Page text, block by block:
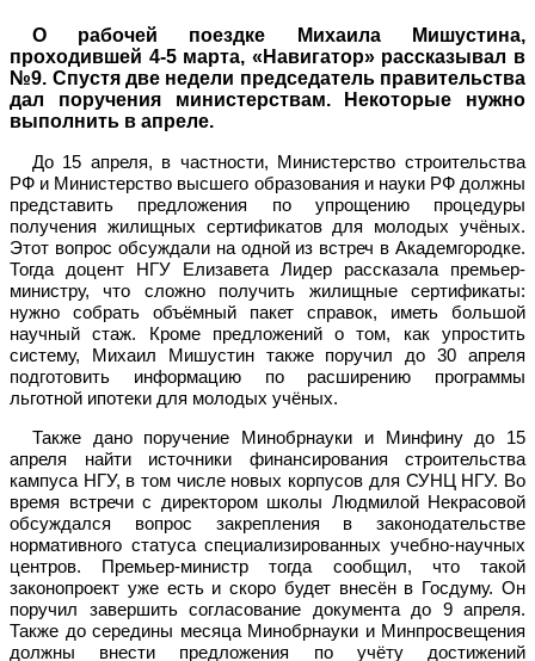
О рабочей поездке Михаила Мишустина,
проходившей 4-5 марта, «Навигатор» рассказывал в
№9. Спустя две недели председатель правительства
дал поручения министерствам. Некоторые нужно
выполнить в апреле.
До 15 апреля, в частности, Министерство строительства
РФ и Министерство высшего образования и науки РФ должны
представить предложения по упрощению процедуры
получения жилищных сертификатов для молодых учёных.
Этот вопрос обсуждали на одной из встреч в Академгородке.
Тогда доцент НГУ Елизавета Лидер рассказала премьер-
министру, что сложно получить жилищные сертификаты:
нужно собрать объёмный пакет справок, иметь большой
научный стаж. Кроме предложений о том, как упростить
систему, Михаил Мишустин также поручил до 30 апреля
подготовить информацию по расширению программы
льготной ипотеки для молодых учёных.
Также дано поручение Минобрнауки и Минфину до 15
апреля найти источники финансирования строительства
кампуса НГУ, в том числе новых корпусов для СУНЦ НГУ. Во
время встречи с директором школы Людмилой Некрасовой
обсуждался вопрос закрепления в законодательстве
нормативного статуса специализированных учебно-научных
центров. Премьер-министр тогда сообщил, что такой
законопроект уже есть и скоро будет внесён в Госдуму. Он
поручил завершить согласование документа до 9 апреля.
Также до середины месяца Минобрнауки и Минпросвещения
должны внести предложения по учёту достижений